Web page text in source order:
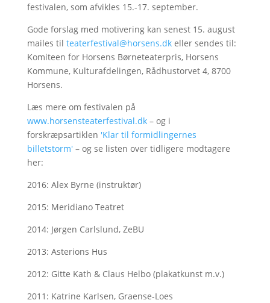
festivalen, som afvikles 15.-17. september.
Gode forslag med motivering kan senest 15. august
mailes til teaterfestival@horsens.dkeller sendes til:
Komiteen for Horsens Børneteaterpris, Horsens
Kommune, Kulturafdelingen, Rådhustorvet 4, 8700
Horsens.
Læs mere om festivalen på
www.horsensteaterfestival.dk– og i
forskræpsartiklen 'Klar til formidlingernes
billetstorm'– og se listen over tidligere modtagere
her:
2016: Alex Byrne (instruktør)
2015: Meridiano Teatret
2014: Jørgen Carlslund, ZeBU
2013: Asterions Hus
2012: Gitte Kath & Claus Helbo (plakatkunst m.v.)
2011: Katrine Karlsen, Graense-Loes